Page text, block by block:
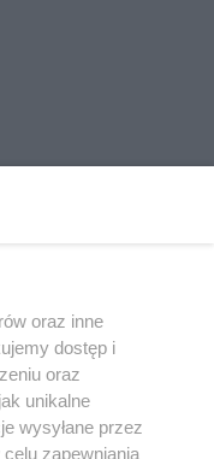
być powielany i
w jakikolwiek sposób (w
polu
umieszczaniem w
Jakiekolwiek użycie lub
z naruszeniem prawa,
groźbą kary i może być
oraz inne
dostęp i
oraz
unikalne
wysyłane przez
zapewniania